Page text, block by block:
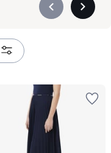
Précédent